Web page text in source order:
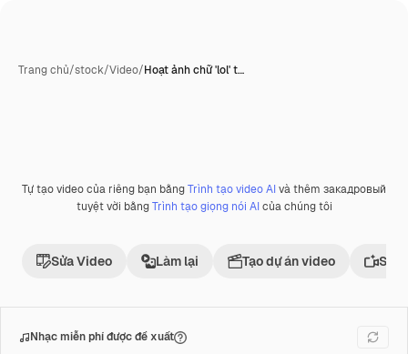
Trang chủ/stock/Video/Hoạt ảnh chữ 'lol' t…
Phần thưởngdo AI tạo ra
Tự tạo video của riêng bạn bằngTrình tạo video AIvà thêm закадровый
tuyệt vời bằngTrình tạo giọng nói AIcủa chúng tôi
Sửa Video Làm lại Tạo dự án video Sử
Nhạc miễn phí được đề xuất